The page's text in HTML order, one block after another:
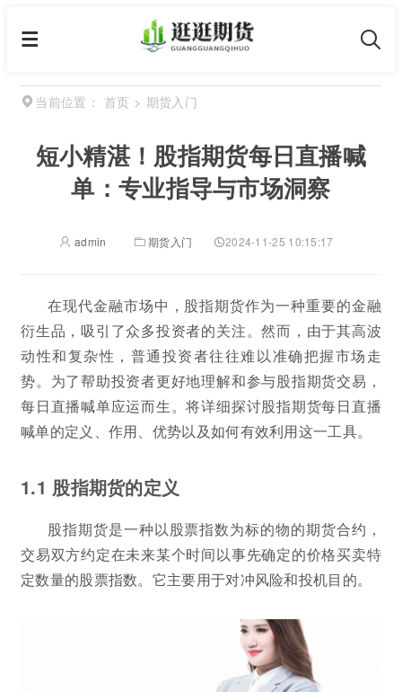
当前位置： 首页 > 期货入门
短小精湛！股指期货每日直播喊
单：专业指导与市场洞察
admin 期货入门 2024-11-25 10:15:17
在现代金融市场中，股指期货作为一种重要的金融
衍生品，吸引了众多投资者的关注。然而，由于其高波
动性和复杂性，普通投资者往往难以准确把握市场走
势。为了帮助投资者更好地理解和参与股指期货交易，
每日直播喊单应运而生。将详细探讨股指期货每日直播
喊单的定义、作用、优势以及如何有效利用这一工具。
1.1 股指期货的定义
股指期货是一种以股票指数为标的物的期货合约，
交易双方约定在未来某个时间以事先确定的价格买卖特
定数量的股票指数。它主要用于对冲风险和投机目的。